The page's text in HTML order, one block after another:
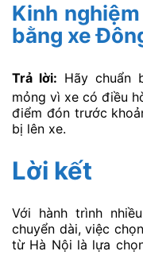
Kinh
bằng xe
Trả lời: Hãy chuẩn
mỏng vì xe có điều
điểm đón trước
bị lên xe.
Lời kết
Với hành trình
chuyển dài, việc
từ Hà Nội là lựa